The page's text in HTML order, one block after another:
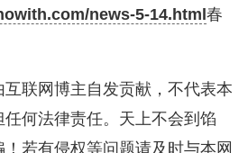
识、技能两部分组成。“知
分）、数学（120分）、英语
试时间为每年的5月份。
，即语文、数学（一）、
news-5-14.html 春
联网博主自发贡献，不代表本
何法律责任。天上不会到馅
若有侵权等问题请及时与本网